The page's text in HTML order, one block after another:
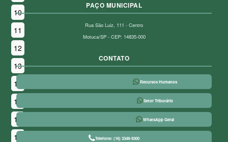
10
11
12
13
14
15
16
17
PAÇO MUNICIPAL
Rua São Luiz, 111 - Centro
Motuca/SP - CEP: 14835-000
CONTATO
Recursos Humanos
Setor Tributário
WhatsApp Geral
Telefone: (16) 3348-9300